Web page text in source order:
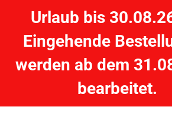
Urlaub bis
Eingehende
werden ab dem
bearbeitet.
Blattsnap Einhänger Snap - Nickel #0 -